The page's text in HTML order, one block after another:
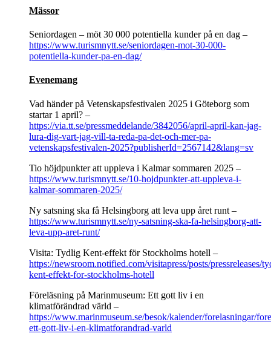
Mässor
Seniordagen – möt 30 000 potentiella kunder på en dag –
https://www.turismnytt.se/seniordagen-mot-30-000-
potentiella-kunder-pa-en-dag/
Evenemang
Vad händer på Vetenskapsfestivalen 2025 i Göteborg som
startar 1 april? –
https://via.tt.se/pressmeddelande/3842056/april-april-kan-jag-
lura-dig-vart-jag-vill-ta-reda-pa-det-och-mer-pa-
vetenskapsfestivalen-2025?publisherId=2567142&lang=sv
Tio höjdpunkter att uppleva i Kalmar sommaren 2025 –
https://www.turismnytt.se/10-hojdpunkter-att-uppleva-i-
kalmar-sommaren-2025/
Ny satsning ska få Helsingborg att leva upp året runt –
https://www.turismnytt.se/ny-satsning-ska-fa-helsingborg-att-
leva-upp-aret-runt/
Visita: Tydlig Kent-effekt för Stockholms hotell –
https://newsroom.notified.com/visitapress/posts/pressreleases/
kent-effekt-for-stockholms-hotell
Föreläsning på Marinmuseum: Ett gott liv i en
klimatförändrad värld –
https://www.marinmuseum.se/besok/kalender/forelasningar/
ett-gott-liv-i-en-klimatforandrad-varld